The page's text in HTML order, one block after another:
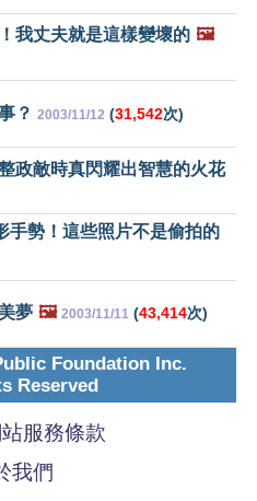
我丈夫就是這樣變壞的 🖼️
？ 2003/11/12 (31,542次)
政敵時真閃耀出智慧的火花
手勢！這些照片不是偷拍的
夢 🖼️ 2003/11/11 (43,414次)
Foundation Inc.
Reserved
服務條款
我們